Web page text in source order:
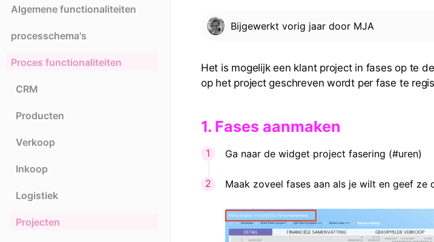
Algemene functionaliteiten
processchema's
Proces functionaliteiten
CRM
Producten
Verkoop
Inkoop
Logistiek
Projecten
Bijgewerkt vorig jaar door MJA
Het is mogelijk een klant project in fases op te
op het project geschreven wordt per fase te
1. Fases aanmaken
Ga naar de widget project fasering (#uren)
Maak zoveel fases aan als je wilt en geef ze